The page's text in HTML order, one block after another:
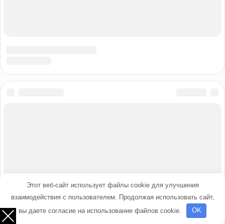
Этот веб-сайт использует файлы cookie для улучшения
взаимодействия с пользователем. Продолжая использовать сайт,
вы даете согласие на использование файлов cookie.
OK